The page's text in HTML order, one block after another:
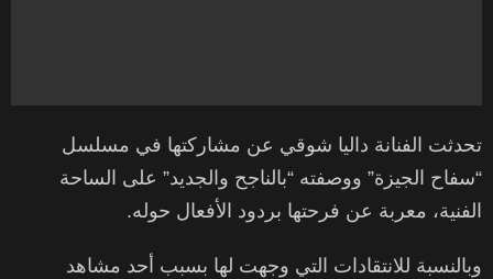
تحدثت الفنانة داليا شوقي عن مشاركتها في مسلسل
“سفاح الجيزة” ووصفته “بالناجح والجديد” على الساحة
الفنية، معربة عن فرحتها بردود الأفعال حوله.
وبالنسبة للانتقادات التي وجهت لها بسبب أحد مشاهد